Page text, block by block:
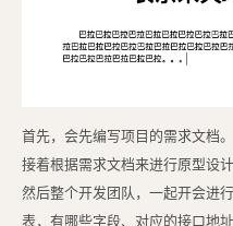
首先，会先编写项目的需求文档。
接着根据需求文档来进行原型设计
然后整个开发团队，一起开会进
表，有哪些字段、对应的接口地